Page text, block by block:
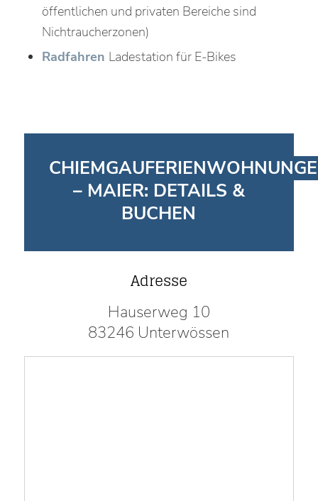
öffentlichen und privaten Bereiche sind
Nichtraucherzonen)
Radfahren Ladestation für E-Bikes
– MAIER: DETAILS &
BUCHEN
Adresse
Hauserweg 10
83246 Unterwössen